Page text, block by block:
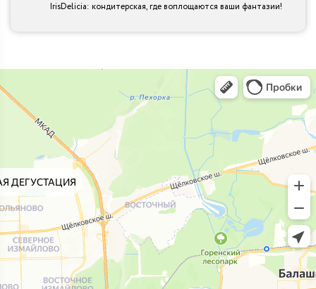
IrisDelicia: кондитерская, где воплощаются ваши фантазии!